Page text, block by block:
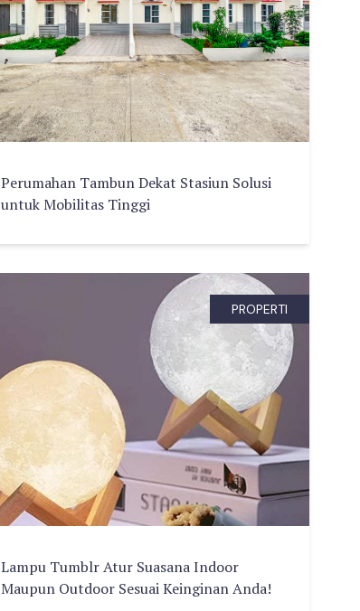
Perumahan Tambun Dekat Stasiun Solusi
untuk Mobilitas Tinggi
PROPERTI
Lampu Tumblr Atur Suasana Indoor
Maupun Outdoor Sesuai Keinginan Anda!